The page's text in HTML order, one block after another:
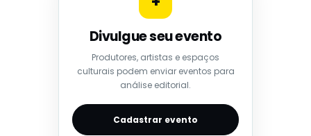
Divulgue seu evento
Produtores, artistas e espaços
culturais podem enviar eventos para
análise editorial.
Cadastrar evento